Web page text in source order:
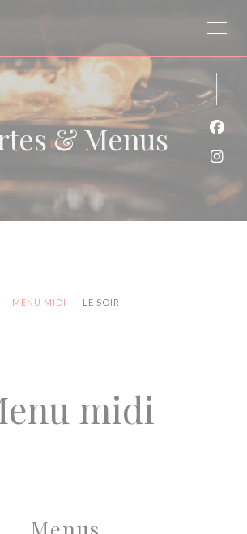
choix en matière de cookies
& Menus
MENU MIDI LE SOIR
midi